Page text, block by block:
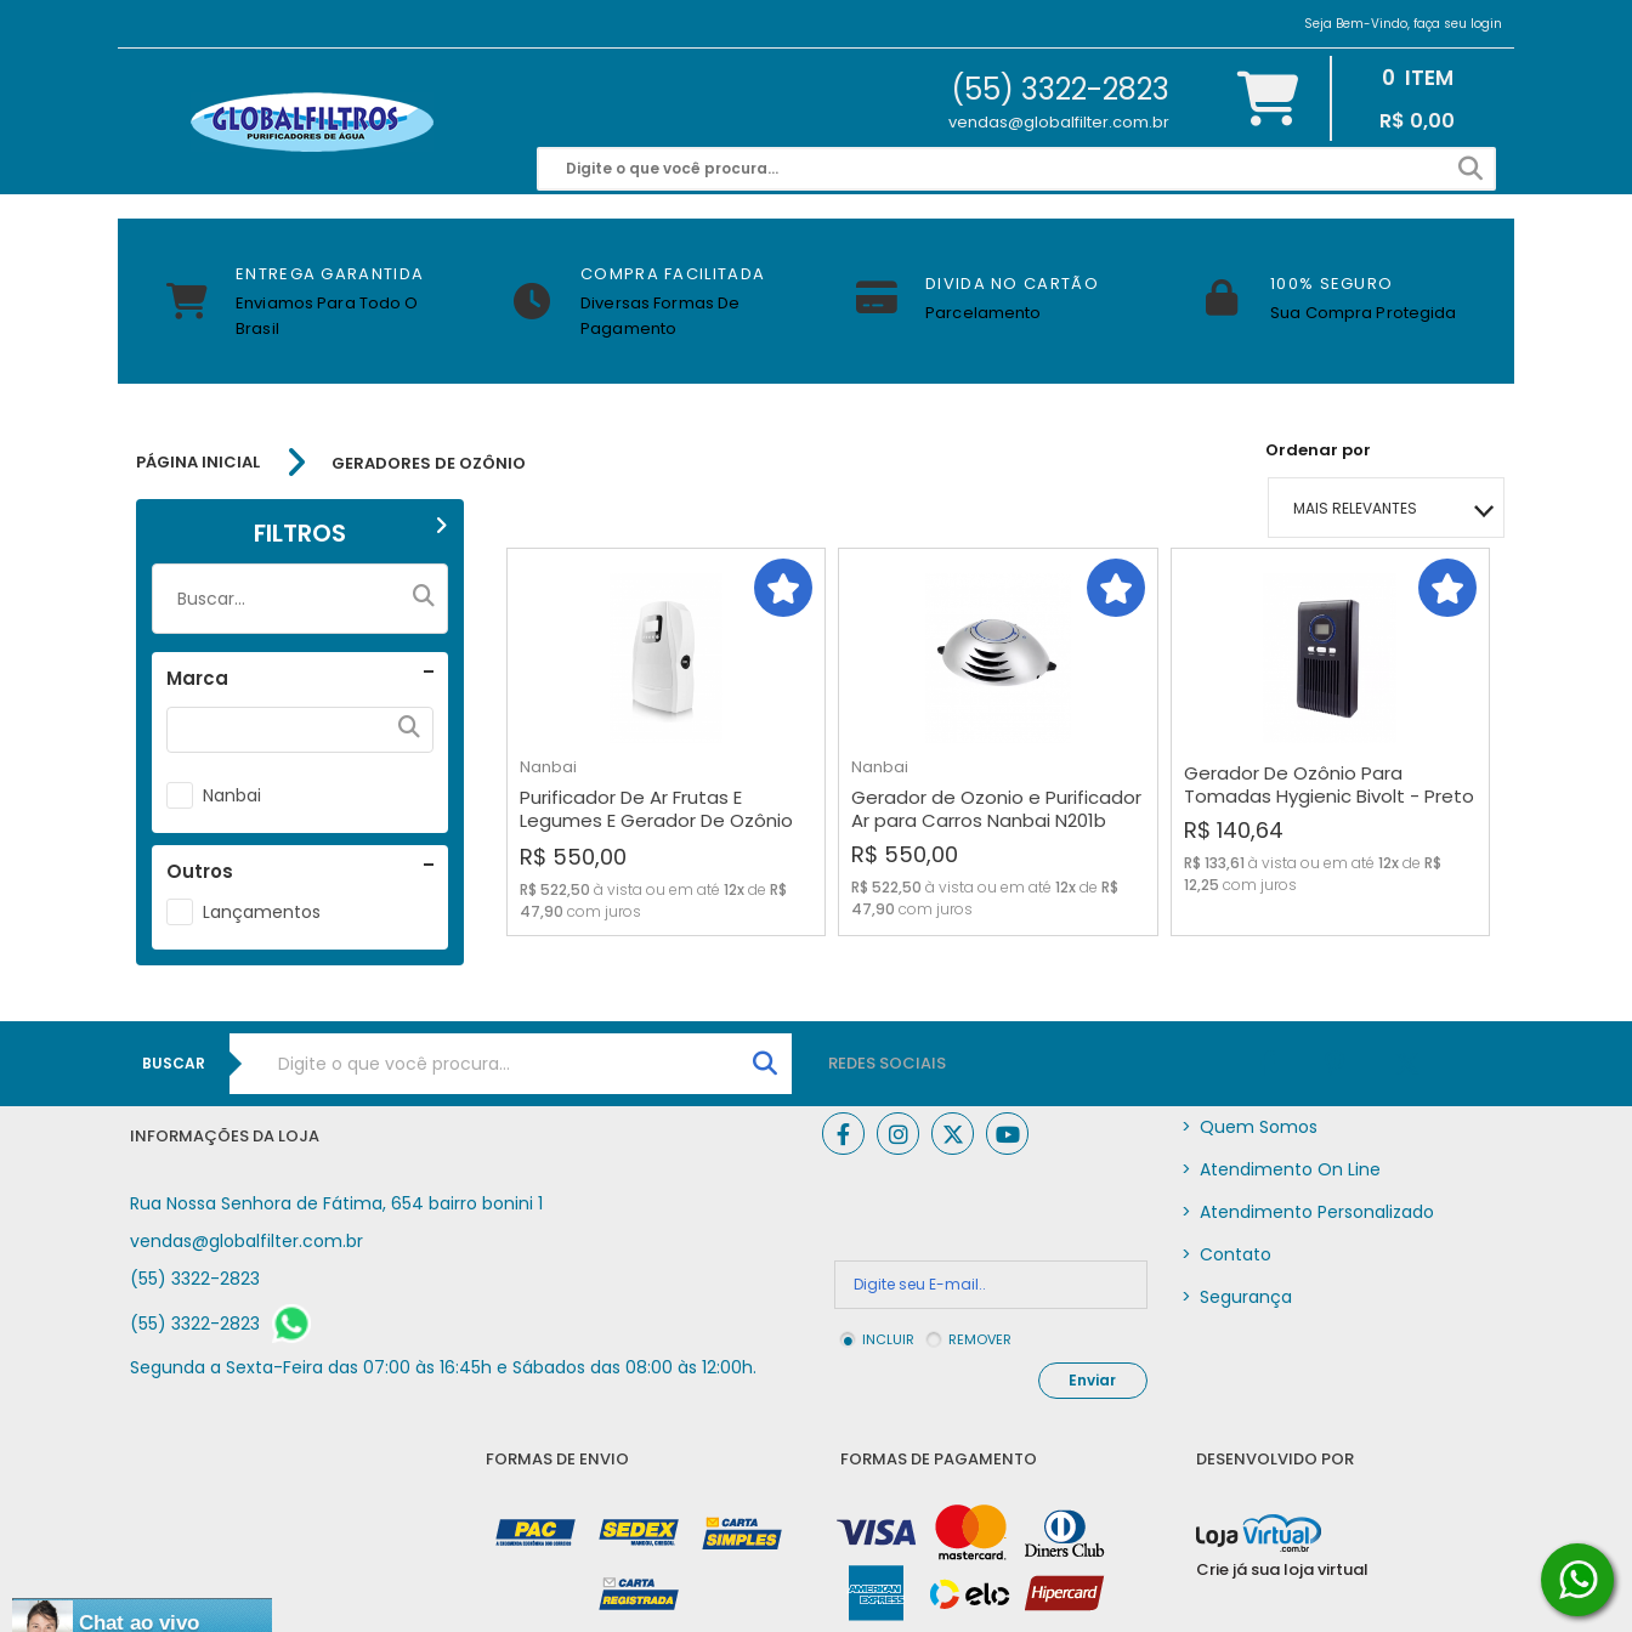
Seja Bem-Vindo, faça seu login
(55) 3322-2823
vendas@globalfilter.com.br
0 ITEM
R$ 0,00
ENTREGA GARANTIDA
Enviamos Para Todo O
Brasil
COMPRA FACILITADA
Diversas Formas De
Pagamento
DIVIDA NO CARTÃO
Parcelamento
100% SEGURO
Sua Compra Protegida
PÁGINA INICIAL GERADORES DE OZÔNIO
Ordenar por
MAIS RELEVANTES
MENOR PREÇO
MAIOR PREÇO
FILTROS
Marca
Nanbai
Outros
Lançamentos
Nanbai
Purificador De Ar Frutas E
Legumes E Gerador De Ozônio
N202c
R$ 550,00
R$ 522,50 à vista ou em até 12xde R$
47,90 com juros
COMPRAR
Nanbai
Gerador de Ozonio e Purificador
Ar para Carros Nanbai N201b
R$ 550,00
R$ 522,50 à vista ou em até12xdeR$
47,90 com juros
COMPRAR
Gerador De Ozônio Para
Tomadas Hygienic Bivolt - Preto
R$ 140,64
R$ 133,61 à vista ou em até 12xde R$
12,25 com juros
COMPRAR
BUSCAR REDES SOCIAIS
INFORMAÇÕES DA LOJA
Rua Nossa Senhora de Fátima, 654 bairro bonini 1
vendas@globalfilter.com.br
(55) 3322-2823
(55) 3322-2823
Segunda a Sexta-Feira das 07:00 às 16:45h e Sábados das 08:00 às 12:00h.
INCLUIR REMOVER
Enviar
> Quem Somos
> Atendimento On Line
> Atendimento Personalizado
> Contato
> Segurança
FORMAS DE ENVIO FORMAS DE PAGAMENTO DESENVOLVIDO POR
Crie já sua loja virtual
Chat ao vivo